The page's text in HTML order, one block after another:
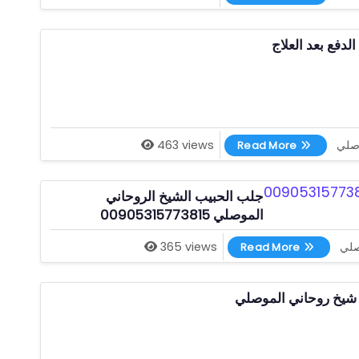
بعد العلاج
463 views Read More
شيخ روحاني يقبل الدفع بعد العلاج
جلب الحبيب الشيخ الروحاني
الموصلي 00905315773815
365 views Read More
جلب الحبيب الشيخ الروحاني الموصلي 00905315773815
روحاني الموصلي